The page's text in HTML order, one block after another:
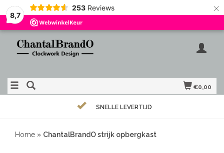
8,7
253 Reviews ×
€0,00
SNELLE LEVERTIJD
Home » ChantalBrandO strijk opbergkast